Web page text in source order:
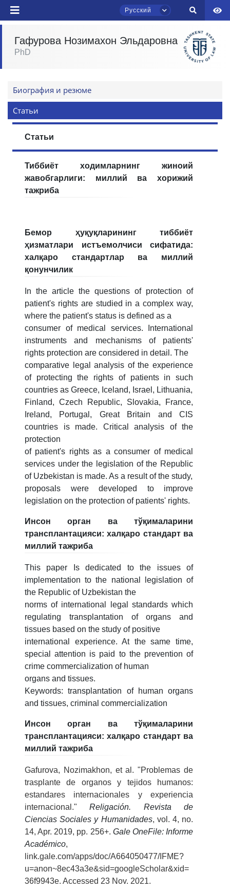
Русский
Гафурова Нозимахон Эльдаровна
PhD
Биография и резюме
Статьи
Статьи
Тиббиёт ходимларнинг жиноий
жавобгарлиги: миллий ва хорижий
тажриба
Бемор ҳуқуқларининг тиббиёт
ҳизматлари истъемолчиси сифатида:
халқаро стандартлар ва миллий
қонунчилик
In the article the questions of protection of
patient's rights are studied in a complex way,
where the patient's status is defined as a
consumer of medical services. International
instruments and mechanisms of patients'
rights protection are considered in detail. The
comparative legal analysis of the experience
of protecting the rights of patients in such
countries as Greece, Iceland, Israel, Lithuania,
Finland, Czech Republic, Slovakia, France,
Ireland, Portugal, Great Britain and CIS
countries is made. Critical analysis of the
protection
of patient's rights as a consumer of medical
services under the legislation of the Republic
of Uzbekistan is made. As a result of the study,
proposals were developed to improve
legislation on the protection of patients' rights.
Инсон орган ва тўқималарини
трансплантацияси: халқаро стандарт ва
миллий тажриба
This paper Is dedicated to the issues of
implementation to the national legislation of
the Republic of Uzbekistan the
norms of international legal standards which
regulating transplantation of organs and
tissues based on the study of positive
international experience. At the same time,
special attention is paid to the prevention of
crime commercialization of human
organs and tissues.
Keywords: transplantation of human organs
and tissues, criminal commercialization
Инсон орган ва тўқималарини
трансплантацияси: халқаро стандарт ва
миллий тажриба
Gafurova, Nozimakhon, et al. "Problemas de
trasplante de organos y tejidos humanos:
estandares internacionales y experiencia
internacional."Religación. Revista de
Ciencias Sociales y Humanidades, vol. 4, no.
14, Apr. 2019, pp. 256+. Gale OneFile: Informe
Académico,
link.gale.com/apps/doc/A664050477/IFME?
u=anon~8ec43a3e&sid=googleScholar&xid=
36f9943e. Accessed 23 Nov. 2021.
Здравствуйте! Добро пожаловать в чат
вопросам приёма.
Выберите тему — затем появятся
конкретные вопросы:
4. Собеседование (магистр) (5)
✉️ Написать администратору